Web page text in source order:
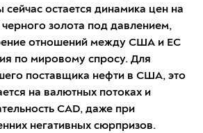
сейчас остается динамика цен на
золота под давлением,
отношений между США и ЕС
по мировому спросу. Для
поставщика нефти в США, это
на валютных потоках и
CAD, даже при
негативных сюрпризов.